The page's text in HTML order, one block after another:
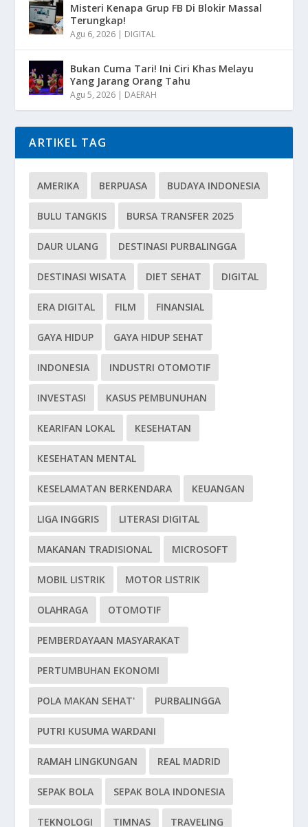
Misteri Kenapa Grup FB Di Blokir Massal
Terungkap!
Agu 6, 2026 | DIGITAL
Bukan Cuma Tari! Ini Ciri Khas Melayu
Yang Jarang Orang Tahu
Agu 5, 2026 | DAERAH
ARTIKEL TAG
AMERIKA BERPUASA BUDAYA INDONESIA
BULU TANGKIS BURSA TRANSFER 2025
DAUR ULANG DESTINASI PURBALINGGA
DESTINASI WISATA DIET SEHAT DIGITAL
ERA DIGITAL FILM FINANSIAL
GAYA HIDUP GAYA HIDUP SEHAT
INDONESIA INDUSTRI OTOMOTIF
INVESTASI KASUS PEMBUNUHAN
KEARIFAN LOKAL KESEHATAN
KESEHATAN MENTAL
KESELAMATAN BERKENDARA KEUANGAN
LIGA INGGRIS LITERASI DIGITAL
MAKANAN TRADISIONAL MICROSOFT
MOBIL LISTRIK MOTOR LISTRIK
OLAHRAGA OTOMOTIF
PEMBERDAYAAN MASYARAKAT
PERTUMBUHAN EKONOMI
POLA MAKAN SEHAT' PURBALINGGA
PUTRI KUSUMA WARDANI
RAMAH LINGKUNGAN REAL MADRID
SEPAK BOLA SEPAK BOLA INDONESIA
TEKNOLOGI TIMNAS TRAVELING